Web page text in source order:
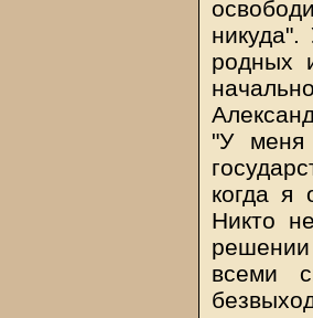
родных
"У меня
когда я
Никто
всеми